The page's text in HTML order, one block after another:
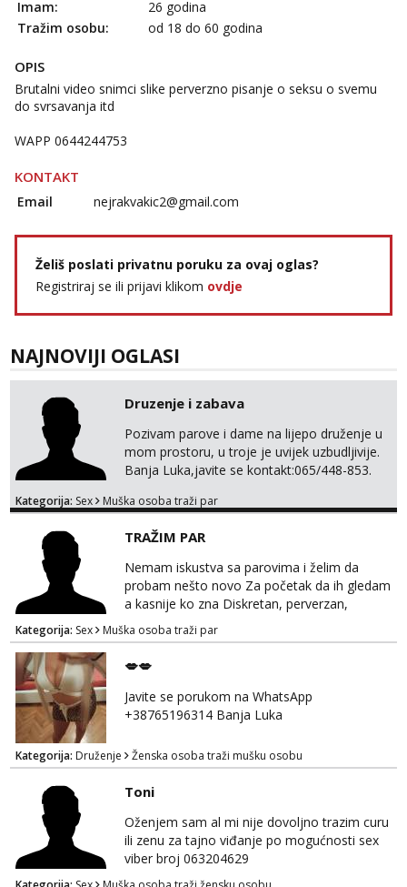
Imam:
26 godina
Tražim osobu:
od 18 do 60 godina
OPIS
Brutalni video snimci slike perverzno pisanje o seksu o svemu
do svrsavanja itd
WAPP 0644244753
KONTAKT
Email nejrakvakic2@gmail.com
Želiš poslati privatnu poruku za ovaj oglas?
Registriraj se ili prijavi klikom ovdje
NAJNOVIJI OGLASI
Druzenje i zabava
Pozivam parove i dame na lijepo druženje u
mom prostoru, u troje je uvijek uzbudljivije.
Banja Luka,javite se kontakt:065/448-853.
Kategorija: Sex Muška osoba traži par
TRAŽIM PAR
Nemam iskustva sa parovima i želim da
probam nešto novo Za početak da ih gledam
a kasnije ko zna Diskretan, perverzan,
korektan. Solo muškarci me ne zanimaju!!!
Prednost Banjaluka Telegram @Dekster98
Kategorija: Sex Muška osoba traži par
💋💋
Javite se porukom na WhatsApp
+38765196314 Banja Luka
Kategorija: Druženje Ženska osoba traži mušku osobu
Toni
Oženjem sam al mi nije dovoljno trazim curu
ili zenu za tajno viđanje po mogućnosti sex
viber broj 063204629